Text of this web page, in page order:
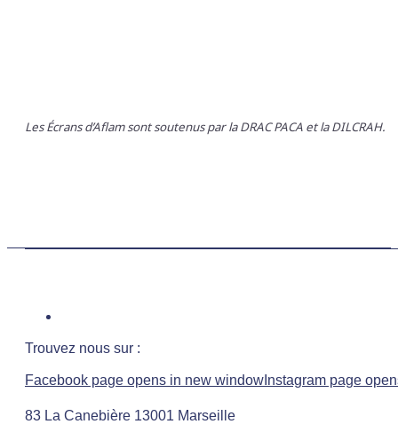
Les Écrans d’Aflam sont soutenus par la DRAC PACA et la DILCRAH.
Trouvez nous sur :
Facebook page opens in new window Instagram page
83 La Canebière 13001 Marseille